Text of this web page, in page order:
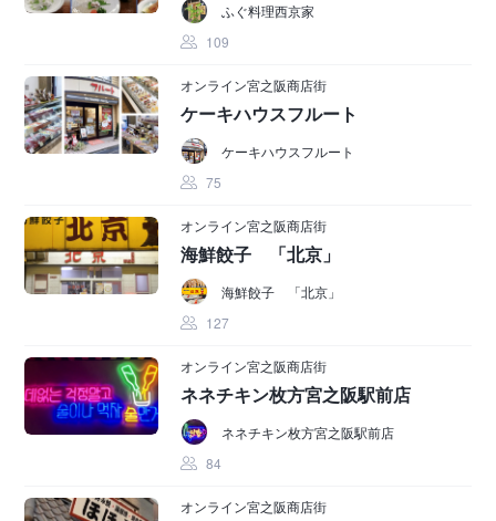
ふぐ料理西京家
109
オンライン宮之阪商店街
ケーキハウスフルート
ケーキハウスフルート
75
オンライン宮之阪商店街
海鮮餃子 「北京」
海鮮餃子 「北京」
127
オンライン宮之阪商店街
ネネチキン枚方宮之阪駅前店
ネネチキン枚方宮之阪駅前店
84
オンライン宮之阪商店街